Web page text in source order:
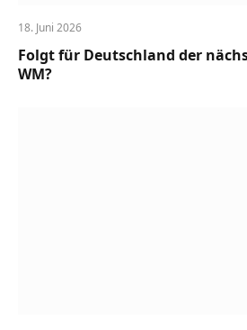
18. Juni 2026
Folgt für Deutschland der
WM?